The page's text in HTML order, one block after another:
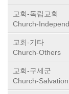
교회-독립교회
Church-
교회-기타
Church-Others
교회-구세군
Church-